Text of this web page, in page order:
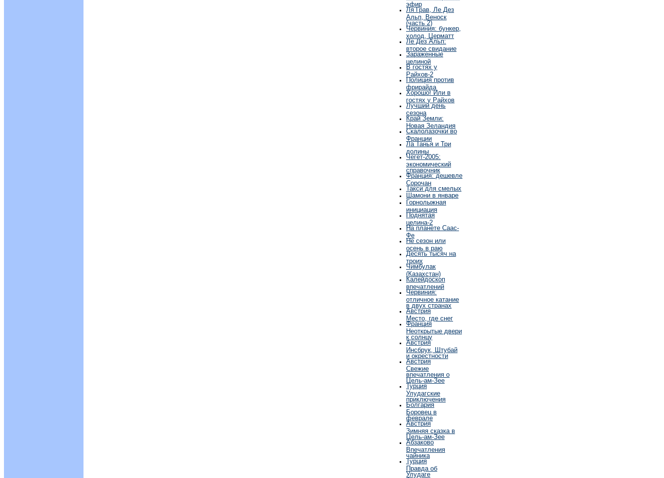
эфир
Ля Грав, Ле Дез
Альп, Веноск
(часть 2)
Червиния: бункер,
холод, Церматт
Ле Дез Альп:
второе свидание
Зараженные
целиной
В гостях у
Райхов-2
Полиция против
фрирайда
Хорошо! Или в
гостях у Райхов
Лучший день
сезона
Край Земли:
Новая Зеландия
Скалолазочки во
Франции
Ла Танья и Три
долины
Чегет-2005:
экономический
справочник
Франция: дешевле
Сорочан
Такси для смелых
Шамони в январе
Горнолыжная
инициация
Поднятая
целина-2
На планете Саас-
Фе
Не сезон или
осень в раю
Десять тысяч на
троих
Чимбулак
(Казахстан)
Калейдоскоп
впечатлений
Червиния:
отличное катание
в двух странах
Австрия
Место, где снег
Франция
Неоткрытые двери
к солнцу
Австрия
Инсбрук, Штубай
и окрестности
Австрия
Свежие
впечатления о
Цель-ам-Зее
Турция
Улудагские
приключения
Болгария
Боровец в
феврале
Австрия
Зимняя сказка в
Цель-ам-Зее
Абзаково
Впечатления
чайника
Турция
Правда об
Улудаге